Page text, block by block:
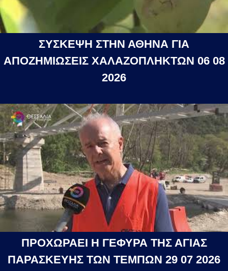
ΣΥΣΚΕΨΗ ΣΤΗΝ ΑΘΗΝΑ ΓΙΑ
ΑΠΟΖΗΜΙΩΣΕΙΣ ΧΑΛΑΖΟΠΛΗΚΤΩΝ 06 08
2026
ΠΡΟΧΩΡΑΕΙ Η ΓΕΦΥΡΑ ΤΗΣ ΑΓΙΑΣ
ΠΑΡΑΣΚΕΥΗΣ ΤΩΝ ΤΕΜΠΩΝ 29 07 2026